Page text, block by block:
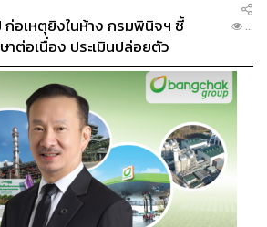
ลงในความทรงจำ’ ที่อยู่ในใจคน Gen
ารผ่านตัวตนที่สดใสของ ‘คนรุ่นใหม่ที่
ย่าง ‘น้ำตาลและฟิล์ม’ เป็นการส่งต่อ
ความสุขและความมหัศจรรย์สามารถ
น เพียงแค่ได้พบ ‘พื้นที่ที่ใช่’ และ ‘คน
อยู่ร่วมกัน สอดรับกับเป้าหมายหลัก
รสื่อสารว่า ความมหัศจรรย์ไม่ได้อยู่
กวันธรรมดาของคุณที่คอนโดศุภาลัย
ก่อเหตุยิงในห้าง กรมพินิจฯ ชี้
ต่อเนื่อง ประเมินปล่อยตัว
...